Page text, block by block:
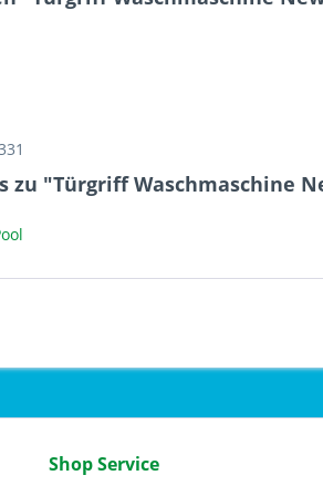
"Türgriff Waschmaschine
Shop Service